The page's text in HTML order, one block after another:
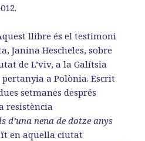
llibre és el testimoni
Janina Hescheles, sobre
de L’viv, a la Galítsia
a Polònia. Escrit
setmanes després
resistència
d’una nena de dotze anys
en aquella ciutat